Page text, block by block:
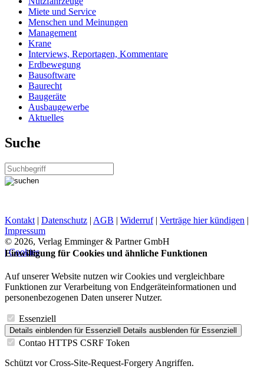
Miete und Service
Menschen und Meinungen
Management
Krane
Interviews, Reportagen, Kommentare
Erdbewegung
Bausoftware
Baurecht
Baugeräte
Ausbaugewerbe
Aktuelles
Suche
Kontakt | Datenschutz | AGB | Widerruf| Verträge hier kündigen |
Impressum
© 2026, Verlag Emminger & Partner GmbH
| Cookies
Einwilligung für Cookies und ähnliche Funktionen
Auf unserer Website nutzen wir Cookies und vergleichbare
Funktionen zur Verarbeitung von Endgeräteinformationen und
personenbezogenen Daten unserer Nutzer.
Essenziell
Details einblenden für Essenziell Details ausblenden für Essenziell
Contao HTTPS CSRF Token
Schützt vor Cross-Site-Request-Forgery Angriffen.